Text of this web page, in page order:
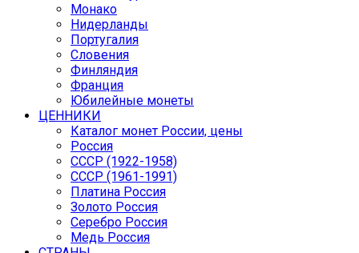
Монако
Нидерланды
Португалия
Словения
Финляндия
Франция
Юбилейные монеты
ЦЕННИКИ
Каталог монет России, цены
Россия
СССР (1922-1958)
CCCР (1961-1991)
Платина Россия
Золото Россия
Серебро Россия
Медь Россия